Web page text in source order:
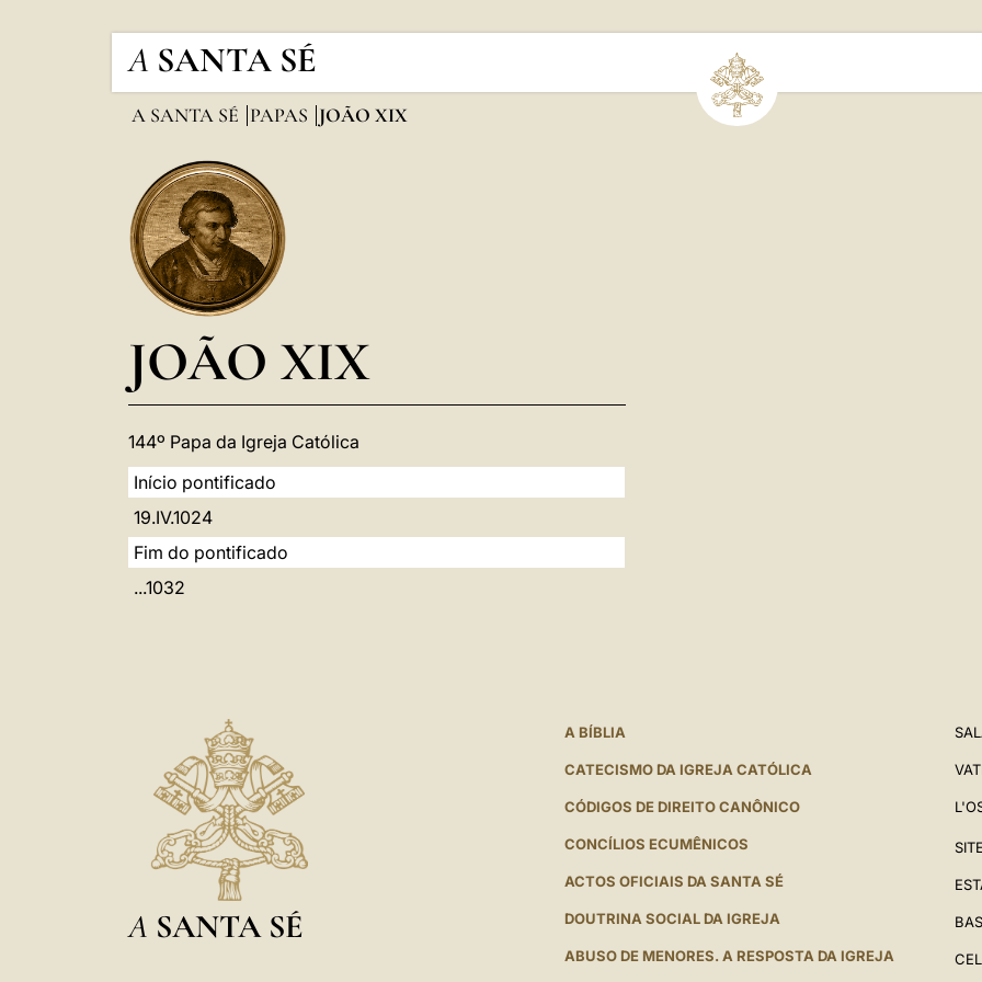
A SANTA SÉ
A SANTA SÉ PAPAS JOÃO XIX
JOÃO XIX
144º Papa da Igreja Católica
Início pontificado
19.IV.1024
Fim do pontificado
...1032
A SANTA SÉ
A BÍBLIA
CATECISMO DA IGREJA CATÓLICA
CÓDIGOS DE DIREITO CANÔNICO
CONCÍLIOS ECUMÊNICOS
ACTOS OFICIAIS DA SANTA SÉ
DOUTRINA SOCIAL DA IGREJA
ABUSO DE MENORES. A RESPOSTA DA IGREJA